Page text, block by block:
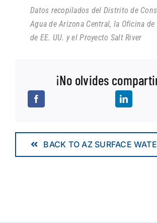
Datos recopilados del Distrito de
Agua de Arizona Central, la Oficina de
de EE. UU. y el Proyecto Salt River
¡No olvides
BACK TO AZ SURFACE